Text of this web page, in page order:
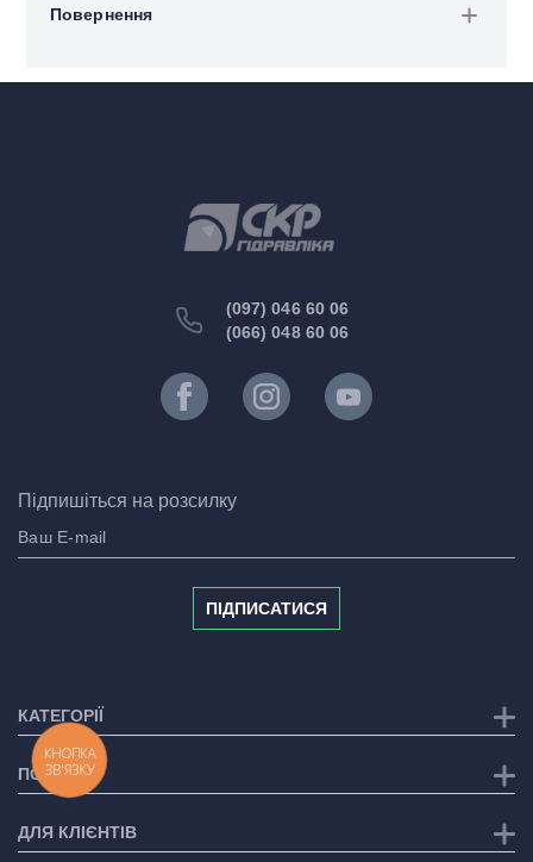
Повернення
(097) 046 60 06
(066) 048 60 06
Підпишіться на розсилку
ПІДПИСАТИСЯ
КАТЕГОРІЇ
ПОСЛУГИ
ДЛЯ КЛІЄНТІВ
КНОПКА
ЗВ'ЯЗКУ